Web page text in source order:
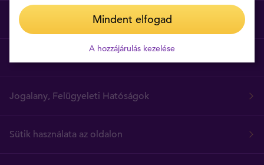
Gyakori kérdések
Jogalany, Felügyeleti Hatóságok
Sütik használata az oldalon
Mindent elfogad
A hozzájárulás kezelése